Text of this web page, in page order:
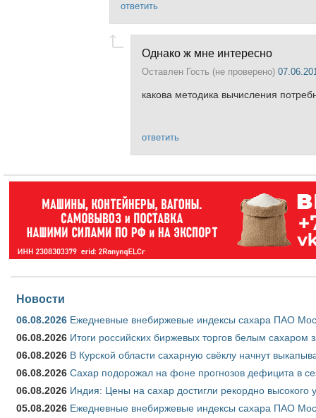
ответить
Однако ж мне интересно
Оставлен Гость (не проверено)
какова методика вычисления
ответить
Новости
06.08.2026 Ежедневные внебиржевые индексы сахара ПАО
06.08.2026 Итоги российских биржевых торгов белым сахаром
06.08.2026 В Курской области сахарную свёклу начнут
06.08.2026 Сахар подорожал на фоне прогнозов дефицита в
06.08.2026 Индия: Цены на сахар достигли рекордно высокого
05.08.2026 Ежедневные внебиржевые индексы сахара ПАО